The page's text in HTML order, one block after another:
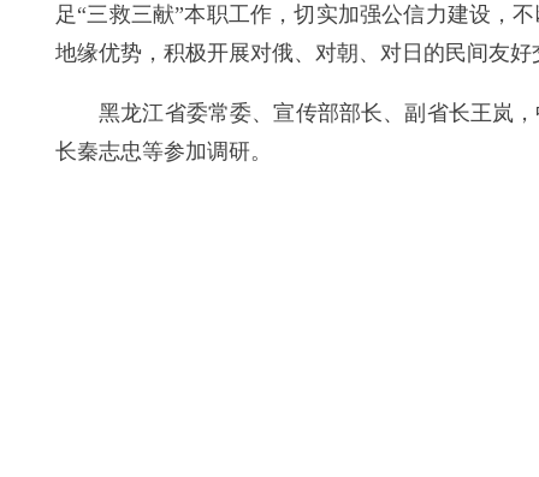
足“三救三献”本职工作，切实加强公信力建设，
地缘优势，积极开展对俄、对朝、对日的民间友好
黑龙江省委常委、宣传部部长、副省长王岚
长秦志忠等参加调研。